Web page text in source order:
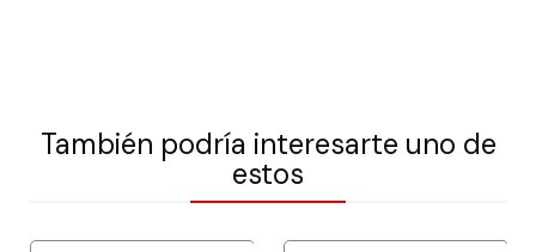
También podría interesarte uno de
estos